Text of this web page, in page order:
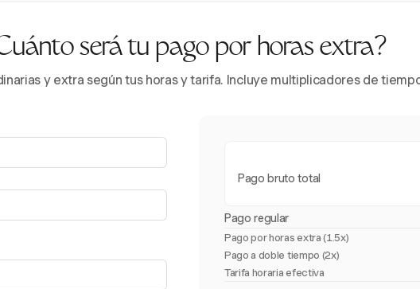
será tu pago por horas extra?
y extra según tus horas y tarifa. Incluye multiplicadores de
Pago bruto total
Pago regular
Pago por horas extra (1.5x)
Pago a doble tiempo (2x)
Tarifa horaria efectiva